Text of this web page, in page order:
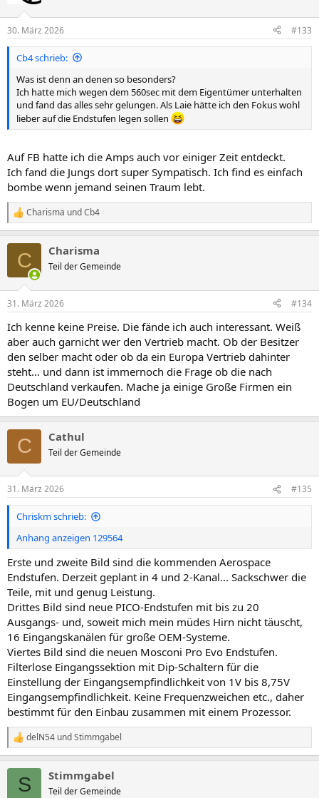
e
n
30. März 2026 #133
Cb4 schrieb:
Was ist denn an denen so besonders?
Ich hatte mich wegen dem 560sec mit dem Eigentümer unterhalten
und fand das alles sehr gelungen. Als Laie hätte ich den Fokus wohl
lieber auf die Endstufen legen sollen
Auf FB hatte ich die Amps auch vor einiger Zeit entdeckt.
Ich fand die Jungs dort super Sympatisch. Ich find es einfach
bombe wenn jemand seinen Traum lebt.
R
e
e
:
Charisma undCb4
C Charisma
Teil der Gemeinde
31. März 2026 #134
Ich kenne keine Preise. Die fände ich auch interessant. Weiß
aber auch garnicht wer den Vertrieb macht. Ob der Besitzer
den selber macht oder ob da ein Europa Vertrieb dahinter
steht… und dann ist immernoch die Frage ob die nach
Deutschland verkaufen. Mache ja einige Große Firmen ein
Bogen um EU/Deutschland
C Cathul
Teil der Gemeinde
31. März 2026 #135
Chriskm schrieb:
Anhang anzeigen 129564
Erste und zweite Bild sind die kommenden Aerospace
Endstufen. Derzeit geplant in 4 und 2-Kanal... Sackschwer die
Teile, mit und genug Leistung.
Drittes Bild sind neue PICO-Endstufen mit bis zu 20
Ausgangs- und, soweit mich mein müdes Hirn nicht täuscht,
16 Eingangskanälen für große OEM-Systeme.
Viertes Bild sind die neuen Mosconi Pro Evo Endstufen.
Filterlose Eingangssektion mit Dip-Schaltern für die
Einstellung der Eingangsempfindlichkeit von 1V bis 8,75V
Eingangsempfindlichkeit. Keine Frequenzweichen etc., daher
bestimmt für den Einbau zusammen mit einem Prozessor.
R
e
delN54 undStimmgabel
S Stimmgabel
Teil der Gemeinde